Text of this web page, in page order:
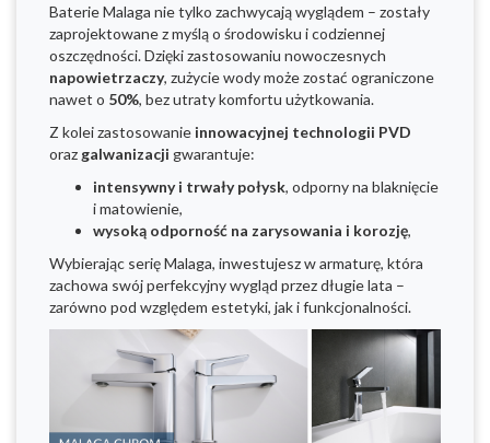
Baterie Malaga nie tylko zachwycają wyglądem – zostały
zaprojektowane z myślą o środowisku i codziennej
oszczędności. Dzięki zastosowaniu nowoczesnych
napowietrzaczy, zużycie wody może zostać ograniczone
nawet o 50%, bez utraty komfortu użytkowania.
Z kolei zastosowanie innowacyjnej technologii PVD
oraz galwanizacji gwarantuje:
intensywny i trwały połysk, odporny na blaknięcie
i matowienie,
wysoką odporność na zarysowania i korozję,
Wybierając serię Malaga, inwestujesz w armaturę, która
zachowa swój perfekcyjny wygląd przez długie lata –
zarówno pod względem estetyki, jak i funkcjonalności.